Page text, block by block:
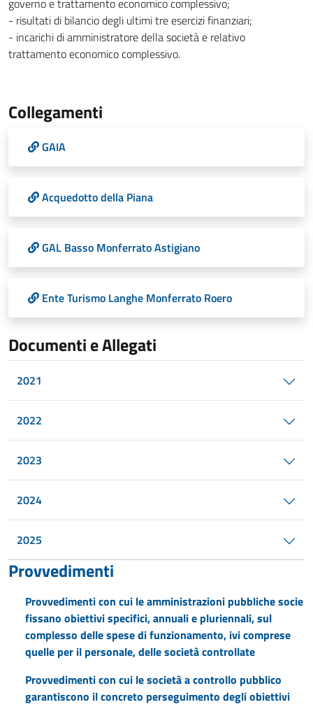
governo e trattamento economico complessivo;
- risultati di bilancio degli ultimi tre esercizi finanziari;
- incarichi di amministratore della società e relativo
trattamento economico complessivo.
Collegamenti
GAIA
Acquedotto della Piana
GAL Basso Monferrato Astigiano
Ente Turismo Langhe Monferrato Roero
Documenti e Allegati
2021
2022
2023
2024
2025
Provvedimenti
Provvedimenti con cui le amministrazioni pubbliche socie
fissano obiettivi specifici, annuali e pluriennali, sul
complesso delle spese di funzionamento, ivi comprese
quelle per il personale, delle società controllate
Provvedimenti con cui le società a controllo pubblico
garantiscono il concreto perseguimento degli obiettivi